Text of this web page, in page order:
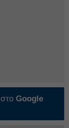
στο Google